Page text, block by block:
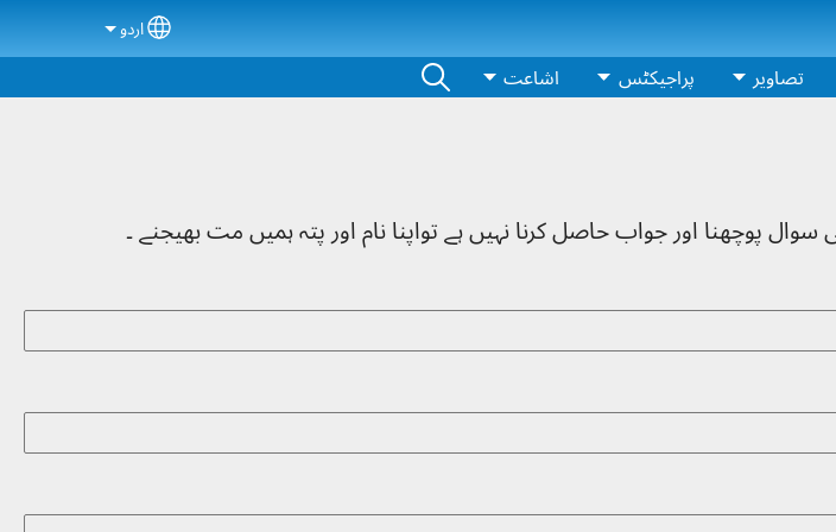
your language
اردو
تصاویر پراجیکٹس اشاعت
پوچھنا اور جواب حاصل کرنا نہیں ہے تواپنا نام اور پتہ ہمیں مت بھیجنے ۔